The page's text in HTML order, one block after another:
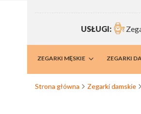
USŁUGI:
ZEGARKI MĘSKIE ZEGARKI
Strona główna Zegarki damskie